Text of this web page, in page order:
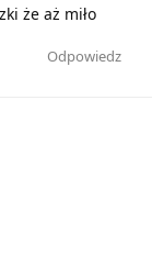
że aż miło
Odpowiedz